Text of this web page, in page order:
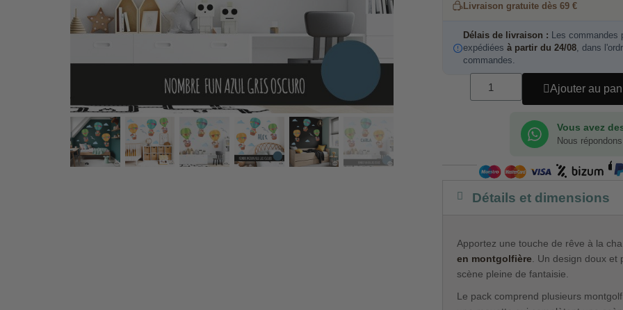
Livraison gratuite dès 69 €
Délais de livraison : Les commandes
expédiées à partir du 24/08, dans
commandes.
Ajouter au
Vous avez
Nous
Détails et dimensions
Apportez une touche de rêve à la
en montgolfière . Un design doux
scène pleine de fantaisie.
Le pack comprend plusieurs